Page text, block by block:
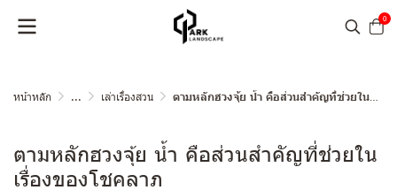
0
หน้าหลัก ... เล่าเรื่องสวน ตามหลักฮวงจุ้ย น้ำ คือส่วนสำคัญที่ช่วยในเรื่องของโชคลาภ
ตามหลักฮวงจุ้ย น้ำ คือส่วนสำคัญที่ช่วยใน
เรื่องของโชคลาภ